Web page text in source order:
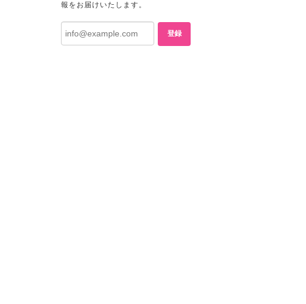
報をお届けいたします。
登録